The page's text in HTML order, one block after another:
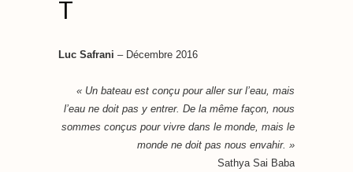
T
Luc Safrani – Décembre 2016
« Un bateau est conçu pour aller sur l’eau, mais
l’eau ne doit pas y entrer. De la même façon, nous
sommes conçus pour vivre dans le monde, mais le
monde ne doit pas nous envahir. »
Sathya Sai Baba